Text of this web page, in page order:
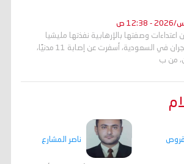
اعتداءات وصفتها بالإرهابية نفذتها مليشيا
الحوثي على منطقة نجران في السعودية، أسفرت عن إصابة 11 مدنيًا،
من ب
ناصر المشارع